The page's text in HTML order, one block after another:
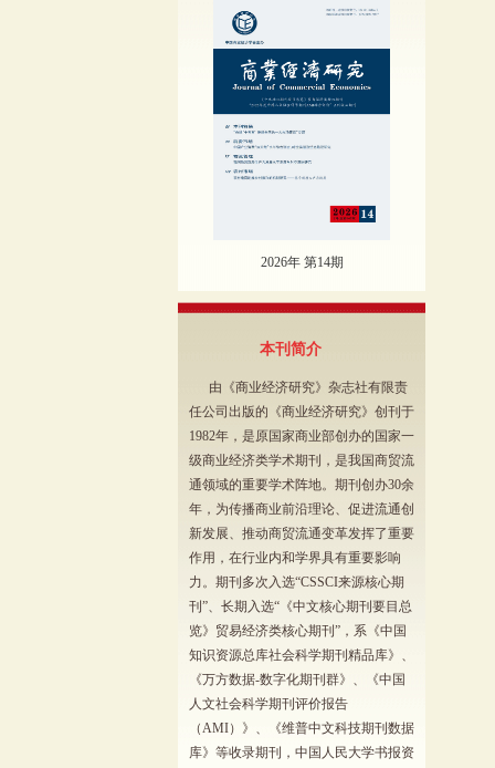
2026年 第14期
本刊简介
由《商业经济研究》杂志社有限责
任公司出版的《商业经济研究》创刊于
1982年，是原国家商业部创办的国家一
级商业经济类学术期刊，是我国商贸流
通领域的重要学术阵地。期刊创办30余
年，为传播商业前沿理论、促进流通创
新发展、推动商贸流通变革发挥了重要
作用，在行业内和学界具有重要影响
力。期刊多次入选“CSSCI来源核心期
刊”、长期入选“《中文核心期刊要目总
览》贸易经济类核心期刊”，系《中国
知识资源总库社会科学期刊精品库》、
《万方数据-数字化期刊群》、《中国
人文社会科学期刊评价报告
（AMI）》、《维普中文科技期刊数据
库》等收录期刊，中国人民大学书报资